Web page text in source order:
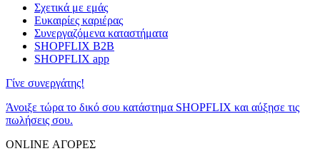
Σχετικά με εμάς
Ευκαιρίες καριέρας
Συνεργαζόμενα καταστήματα
SHOPFLIX B2B
SHOPFLIX app
Γίνε συνεργάτης!
Άνοιξε τώρα το δικό σου κατάστημα SHOPFLIX και αύξησε τις
πωλήσεις σου.
ONLINE ΑΓΟΡΕΣ